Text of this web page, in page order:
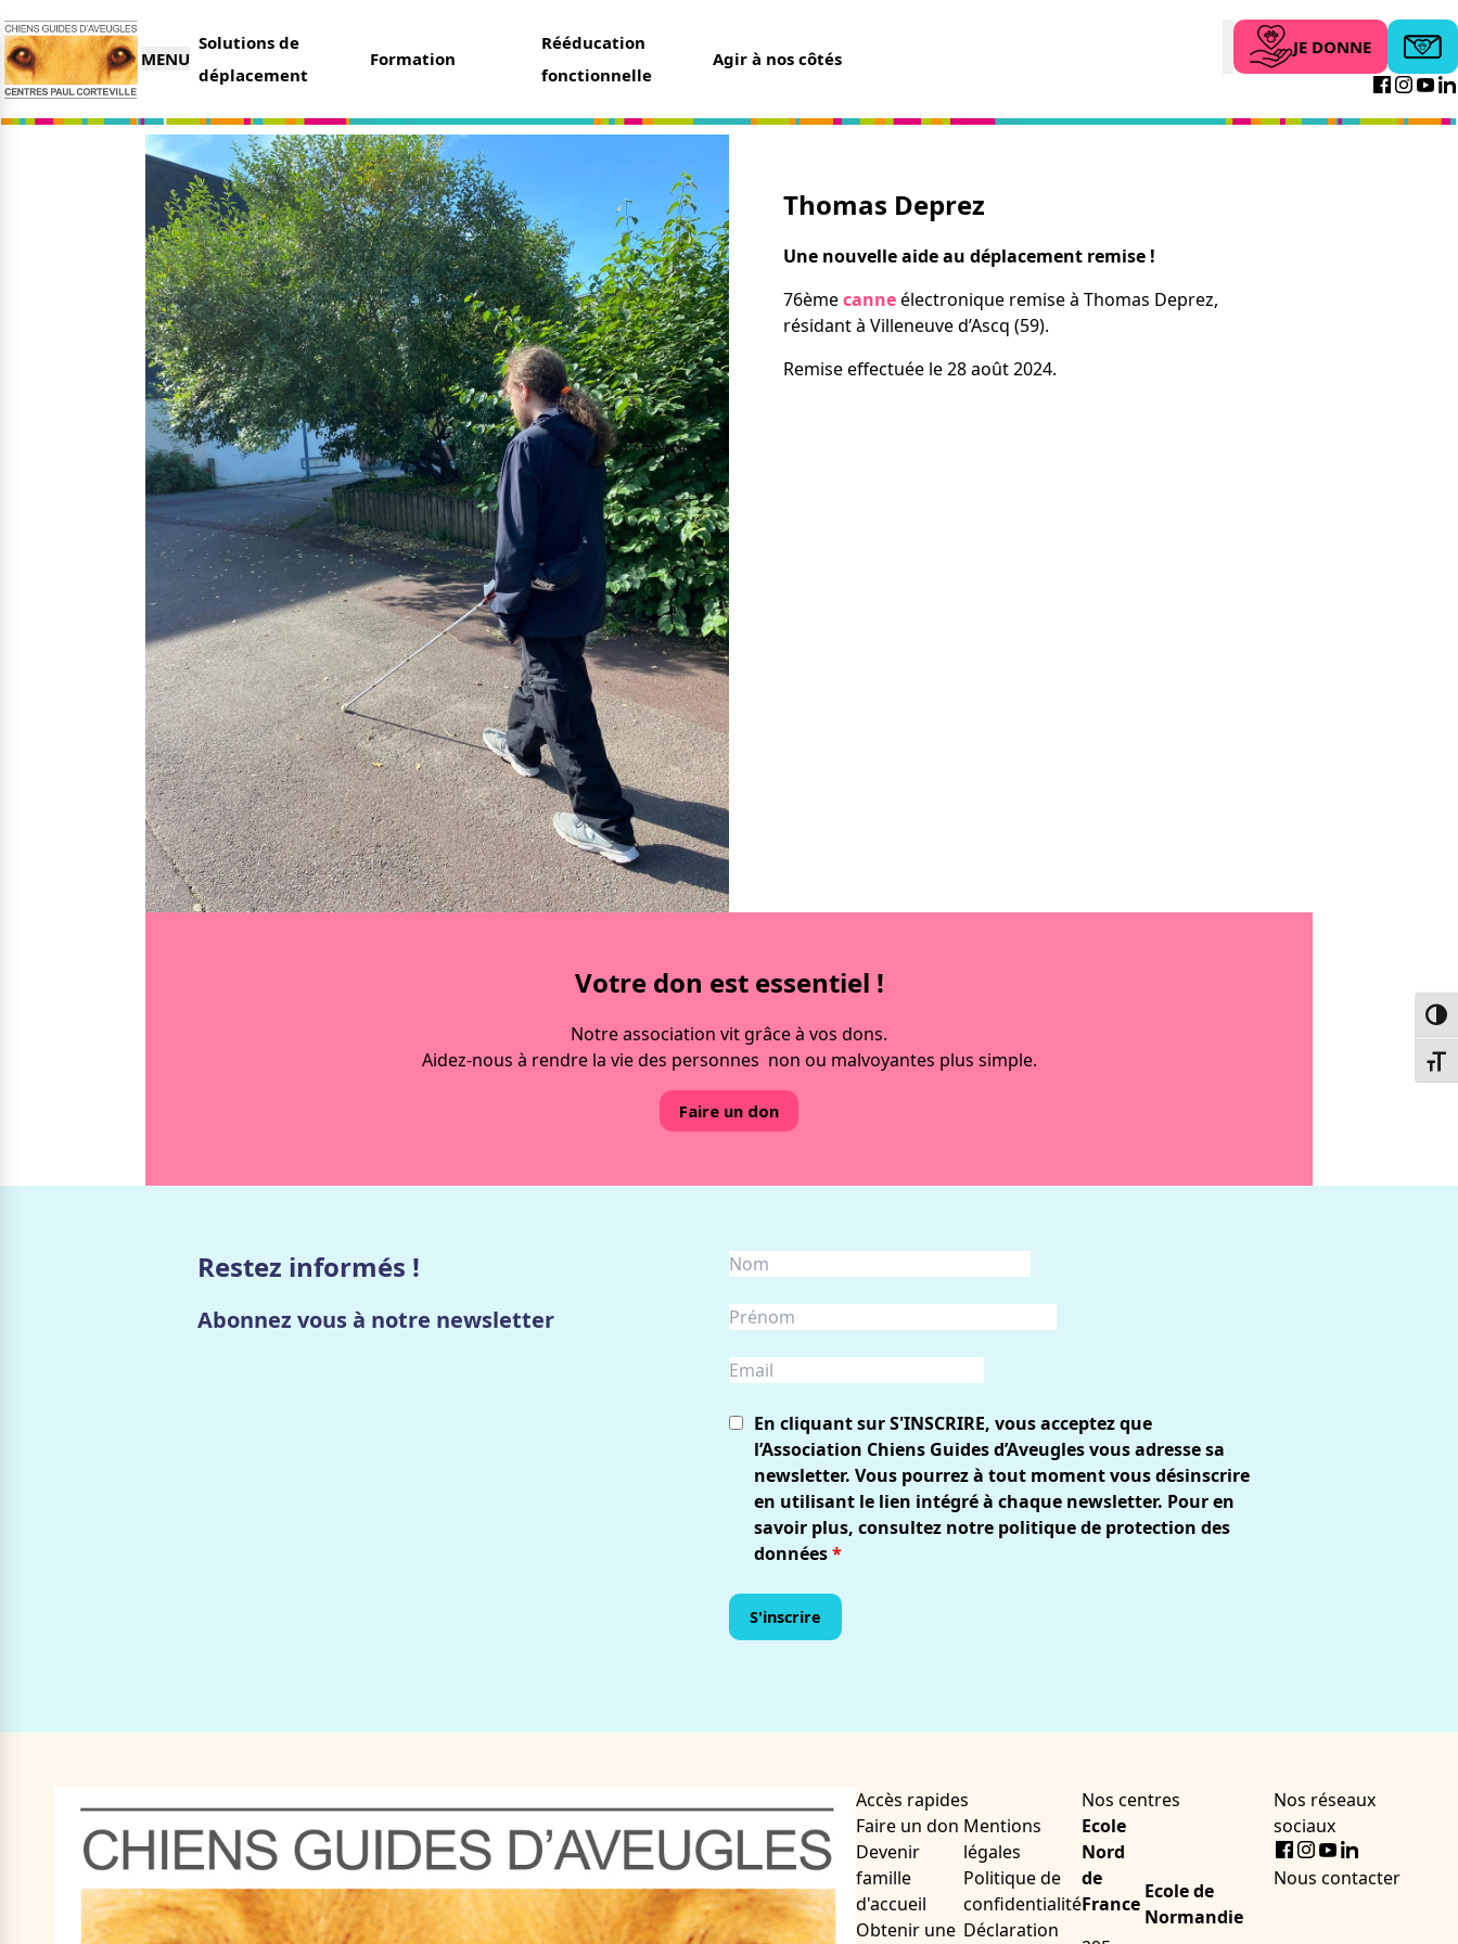
MENU
Solutions de
déplacement
Formation
Rééducation
fonctionnelle
Agir à nos côtés Search JE DONNE
L’association
Qui sommes-nous ?
Nos partenaires
Nos centres
Actualités
Nos remises
Nos dernières actus
Le magazine du donateur
Nos solutions
Le chien guide d’aveugle
La canne blanche électronique
Formation & Rééducation fonctionnelle
Formation
Rééducation fonctionnelle
Nous aider
Faire un don
Legs et assurance vie
Organiser une collecte
Parrainer un futur chien guide
Devenir famille d’accueil
Devenir bénévole
Tout savoir
Irremplaçables, la série
Nous contacter
Thomas Deprez
Une nouvelle aide au déplacement remise !
76èmecanneélectronique remise à Thomas Deprez,
résidant à Villeneuve d’Ascq (59).
Remise effectuée le 28 août 2024.
Votre don est essentiel !
Notre association vit grâce à vos dons.
Aidez-nous à rendre la vie des personnes non ou malvoyantes plus simple.
Faire un don
Restez informés !
Abonnez vous à notre newsletter
En cliquant sur S'INSCRIRE, vous acceptez que
l’Association Chiens Guides d’Aveugles vous adresse sa
newsletter. Vous pourrez à tout moment vous désinscrire
en utilisant le lien intégré à chaque newsletter. Pour en
savoir plus, consultez notre politique de protection des
données*
Accès rapides
Faire un don
Devenir
famille
d'accueil
Obtenir une
Mentions
légales
Politique de
confidentialité
Déclaration
Nos centres
Ecole
Nord
de
France
Ecole de
Normandie
Nos réseaux
sociaux
Facebook
Instagram
Youtube
Nous contacter